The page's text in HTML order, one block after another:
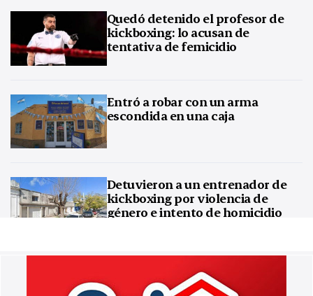
Quedó detenido el profesor de
kickboxing: lo acusan de
tentativa de femicidio
Entró a robar con un arma
escondida en una caja
Detuvieron a un entrenador de
kickboxing por violencia de
género e intento de homicidio